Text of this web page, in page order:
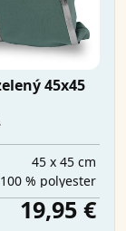
45x45
45 x 45 cm
100 % polyester
19,95 €